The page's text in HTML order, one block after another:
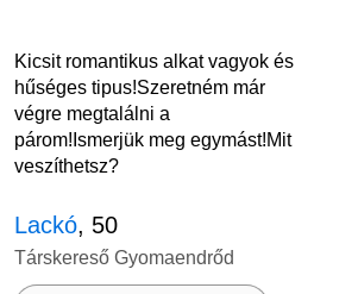
Kicsit romantikus alkat vagyok és
hűséges tipus!Szeretném már
végre megtalálni a
párom!Ismerjük meg egymást!Mit
veszíthetsz?
Lackó, 50
Társkereső Gyomaendrőd